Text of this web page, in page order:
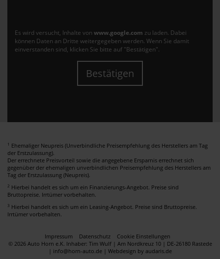
Es wird versucht, Inhalte von www.google.com zu laden. Dabei
können Daten an Dritte weitergegeben werden. Wenn Sie damit
einverstanden sind, klicken Sie bitte auf "Bestätigen".
Bestätigen
1 Ehemaliger Neupreis (Unverbindliche Preisempfehlung des Herstellers am Tag
der Erstzulassung).
Der errechnete Preisvorteil sowie die angegebene Ersparnis errechnet sich
gegenüber der ehemaligen unverbindlichen Preisempfehlung des Herstellers am
Tag der Erstzulassung (Neupreis).
2 Hierbei handelt es sich um ein Finanzierungs-Angebot. Preise sind
Bruttopreise. Irrtümer vorbehalten.
3 Hierbei handelt es sich um ein Leasing-Angebot. Preise sind Bruttopreise.
Irrtümer vorbehalten.
Impressum Datenschutz
Cookie Einstellungen
© 2026 Auto Horn e.K. Inhaber: Tim Wulf | Am Nordkreuz 10 | DE-26180 Rastede
| info@horn-auto.de | Webdesign by audaris.de